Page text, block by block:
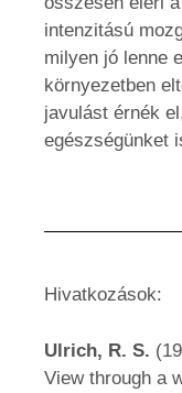
intenzitású
milyen jó lenne
környezetben
javulást érnék
egészségünket
Hivatkozások:
Ulrich, R. S.
View through a